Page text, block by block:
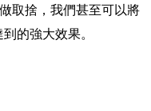
取捨，我們甚至可以將
的強大效果。